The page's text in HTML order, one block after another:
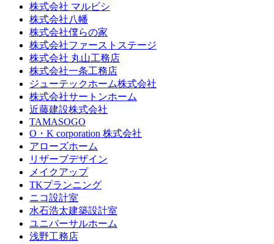
株式会社 マルビシ
株式会社八幡
株式会社僕らの家
株式会社ファーストステージ
株式会社 丸山工務店
株式会社一条工務店
ジューテックホーム株式会社
株式会社サートンホーム
近藤建設株式会社
TAMASOGO
O・K corporation 株式会社
アローズホーム
リザーブデザイン
メイクアップ
TKプランニング
ニコ設計室
水石浩太建築設計室
ユニバーサルホーム
浅野工務店